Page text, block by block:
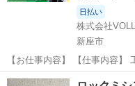
日払い
新座市
【お仕事内容】 【仕事内容】
などをお願いします！ 経験・
埼玉 新座市 警備員